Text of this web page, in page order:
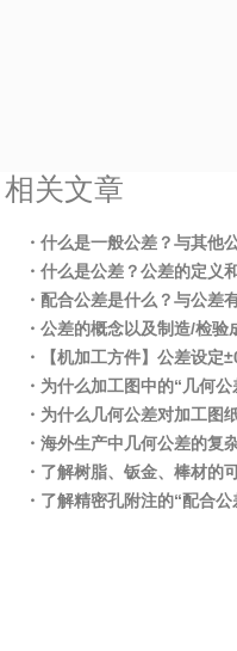
相关文章
・什么是一般公差？与其他
・什么是公差？公差的定义
・配合公差是什么？与公差
・公差的概念以及制造/检
・【机加工方件】公差设定
・为什么加工图中的“几何
・为什么几何公差对加工图
・海外生产中几何公差的复
・了解树脂、钣金、棒材的
・了解精密孔附注的“配合公